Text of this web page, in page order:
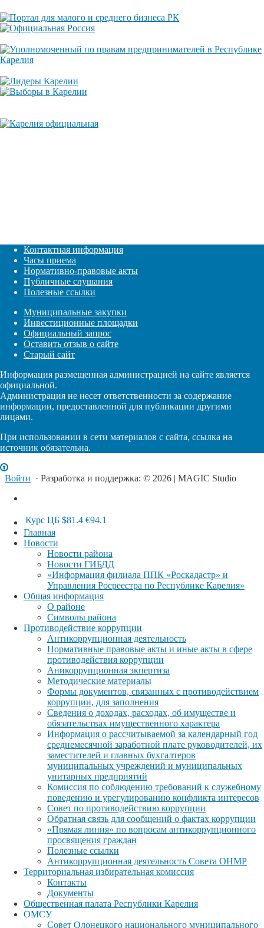
Контактная информация
Часы приема
Нормативно-правовые акты
Публичные слушания
Полезные ссылки
Муниципальные закупки
Инвестиционные площадки
Официальный запрос
Оставить отзыв о сайте
Старый сайт
Информация размещенная администрацией на сайте является
официальной.
Администрация не несет ответственности за содержание
информации, предоставленной для публикации другими
лицами.
При использовании в сети материалов с сайта, ссылка на
источник обязательна.
Войти · Разработка и поддержка: © 2026 | MAGIC Studio
Курс ЦБ $81.4 €94.1
Главная
Новости
Новости района
Новости ГИБДД
«Информация филиала ППК «Роскадастр» и
Управления Росреестра по Республике Карелия»
Общая информация
О районе
Символы района
Противодействие коррупции
Антикоррупционная деятельность
Нормативные правовые акты и иные акты в сфере
противодействия коррупции
Аникоррупционная экпертиза
Методические материалы
Формы документов, связанных с противодействием
коррупции, для заполнения
Сведения о доходах, расходах, об имуществе и
обязательствах имущественного характера
Информация о рассчитываемой за календарный год
среднемесячной заработной плате руководителей, их
заместителей и главных бухгалтеров
муниципальных учреждений и муниципальных
унитарных предприятий
Комиссия по соблюдению требований к служебному
поведению и урегулированию конфликта интересов
Совет по противодействию коррупции
Обратная связь для сообщений о фактах коррупции
«Прямая линия» по вопросам антикоррупционного
просвящения граждан
Полезные ссылки
Антикоррупционная деятельность Совета ОНМР
Территориальная избирательная комиссия
Контакты
Документы
Общественная палата Республики Карелия
ОМСУ
Совет Олонецкого национального муниципального